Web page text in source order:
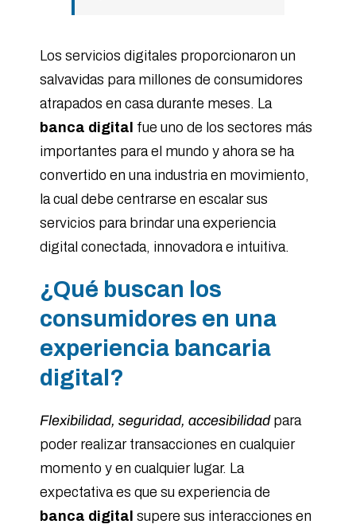
Los servicios digitales proporcionaron un
salvavidas para millones de consumidores
atrapados en casa durante meses. La
banca digital fue uno de los sectores más
importantes para el mundo y ahora se ha
convertido en una industria en movimiento,
la cual debe centrarse en escalar sus
servicios para brindar una experiencia
digital conectada, innovadora e intuitiva.
¿Qué buscan los
consumidores en una
experiencia bancaria
digital?
Flexibilidad, seguridad, accesibilidadpara
poder realizar transacciones en cualquier
momento y en cualquier lugar. La
expectativa es que su experiencia de
banca digital supere sus interacciones en